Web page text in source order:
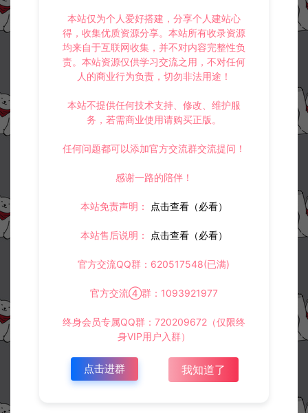
本站仅为个人爱好搭建，分享个人建站心
得，收集优质资源分享。本站所有收录资源
均来自于互联网收集，并不对内容完整性负
责。本站资源仅供学习交流之用，不对任何
人的商业行为负责，切勿非法用途！
本站不提供任何技术支持、修改、维护服
务，若需商业使用请购买正版。
任何问题都可以添加官方交流群交流提问！
感谢一路的陪伴！
本站免责声明： 点击查看（必看）
本站售后说明： 点击查看（必看）
官方交流QQ群：620517548(已满)
官方交流④群：1093921977
终身会员专属QQ群：720209672（仅限终
身VIP用户入群）
点击进群 我知道了